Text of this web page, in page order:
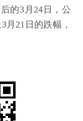
的3月24日，公
月21日的跌幅，